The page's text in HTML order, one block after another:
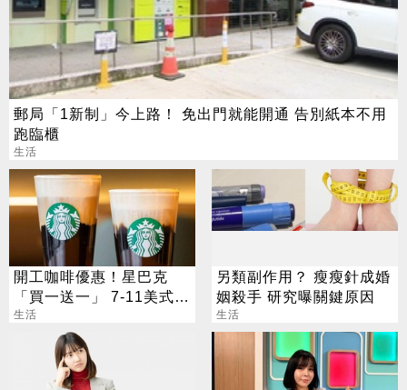
郵局「1新制」今上路！ 免出門就能開通 告別紙本不用
跑臨櫃
生活
開工咖啡優惠！星巴克
「買一送一」 7-11美式買
7送7
生活
另類副作用？ 瘦瘦針成婚
姻殺手 研究曝關鍵原因
生活